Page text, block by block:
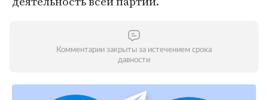
Комментарии закрыты за истечением срока
давности